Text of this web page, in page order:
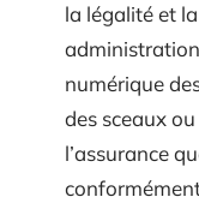
la légalité et
numérique
des sceaux
l’assurance